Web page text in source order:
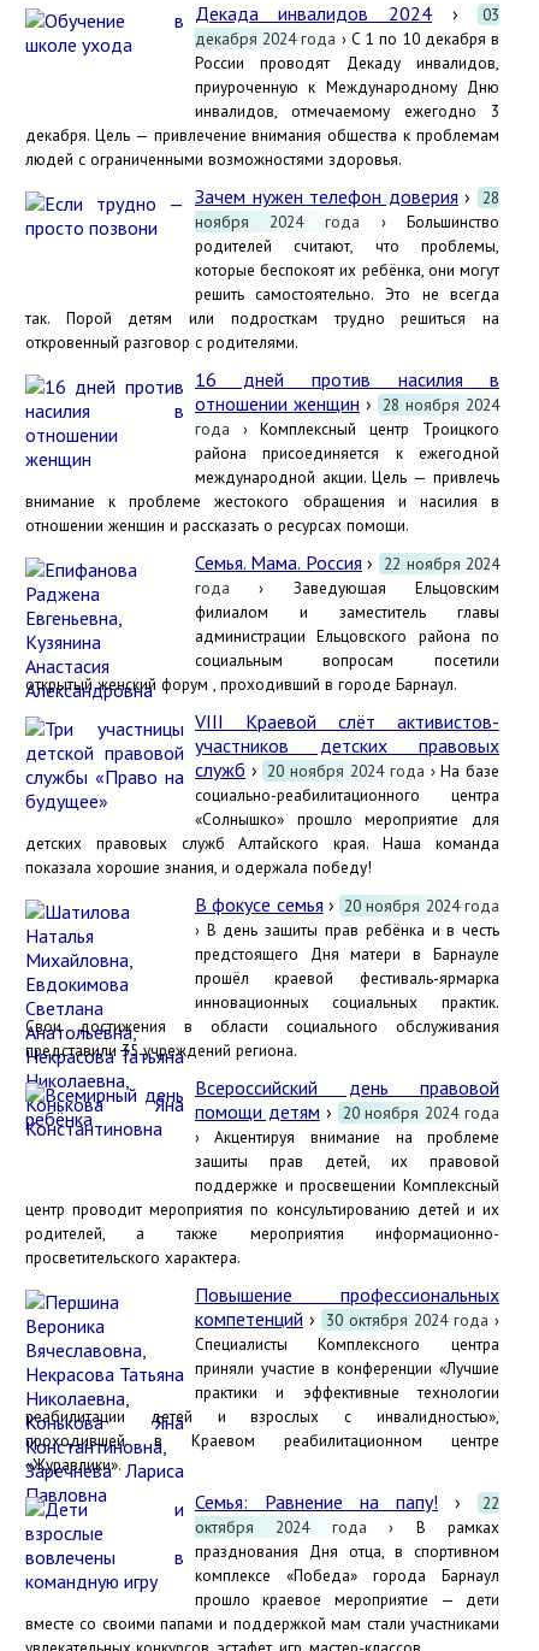
Декада инвалидов 2024 › 03
декабря 2024 года › С 1 по 10 декабря в
России проводят Декаду инвалидов,
приуроченную к Международному Дню
инвалидов, отмечаемому ежегодно 3
декабря. Цель — привлечение внимания общества к проблемам
людей с ограниченными возможностями здоровья.
Зачем нужен телефон доверия › 28
ноября 2024 года › Большинство
родителей считают, что проблемы,
которые беспокоят их ребёнка, они могут
решить самостоятельно. Это не всегда
так. Порой детям или подросткам трудно решиться на
откровенный разговор с родителями.
16 дней против насилия в
отношении женщин › 28 ноября 2024
года › Комплексный центр Троицкого
района присоединяется к ежегодной
международной акции. Цель — привлечь
внимание к проблеме жестокого обращения и насилия в
отношении женщин и рассказать о ресурсах помощи.
Семья. Мама. Россия › 22 ноября 2024
года › Заведующая Ельцовским
филиалом и заместитель главы
администрации Ельцовского района по
социальным вопросам посетили
открытый женский форум , проходивший в городе Барнаул.
VIII Краевой слёт активистов-
участников детских правовых
служб › 20 ноября 2024 года › На базе
социально-реабилитационного центра
«Солнышко» прошло мероприятие для
детских правовых служб Алтайского края. Наша команда
показала хорошие знания, и одержала победу!
В фокусе семья › 20 ноября 2024 года
› В день защиты прав ребёнка и в честь
предстоящего Дня матери в Барнауле
прошёл краевой фестиваль-ярмарка
инновационных социальных практик.
Свои достижения в области социального обслуживания
представили 35 учреждений региона.
Всероссийский день правовой
помощи детям › 20 ноября 2024 года
› Акцентируя внимание на проблеме
защиты прав детей, их правовой
поддержке и просвещении Комплексный
центр проводит мероприятия по консультированию детей и их
родителей, а также мероприятия информационно-
просветительского характера.
Повышение профессиональных
компетенций › 30 октября 2024 года ›
Специалисты Комплексного центра
приняли участие в конференции «Лучшие
практики и эффективные технологии
реабилитации детей и взрослых с инвалидностью»,
проходившей в Краевом реабилитационном центре
«Журавлики».
Семья: Равнение на папу! › 22
октября 2024 года › В рамках
празднования Дня отца, в спортивном
комплексе «Победа» города Барнаул
прошло краевое мероприятие — дети
вместе со своими папами и поддержкой мам стали участниками